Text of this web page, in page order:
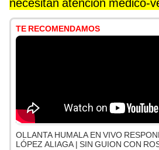
necesitan atención médico-
TE RECOMENDAMOS
OLLANTA HUMALA EN VIVO
LÓPEZ ALIAGA | SIN GUION CON